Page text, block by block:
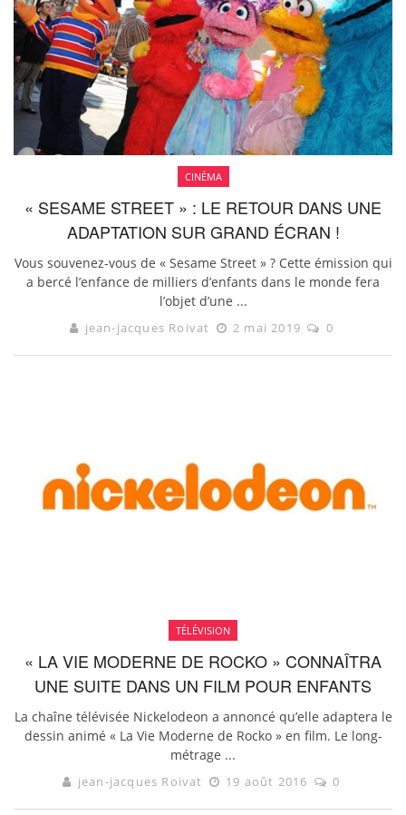
CINÉMA
« SESAME STREET » : LE RETOUR DANS UNE
ADAPTATION SUR GRAND ÉCRAN !
Vous souvenez-vous de « Sesame Street » ? Cette émission qui
a bercé l’enfance de milliers d’enfants dans le monde fera
l’objet d’une ...
jean-jacques Roivat 2 mai 2019 0
TÉLÉVISION
« LA VIE MODERNE DE ROCKO » CONNAÎTRA
UNE SUITE DANS UN FILM POUR ENFANTS
La chaîne télévisée Nickelodeon a annoncé qu’elle adaptera le
dessin animé « La Vie Moderne de Rocko » en film. Le long-
métrage ...
jean-jacques Roivat 19 août 2016 0